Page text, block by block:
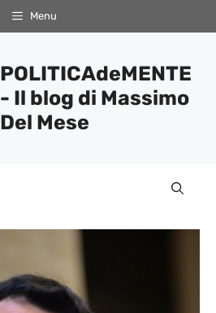
Menu
POLITICAdeMENTE
- Il blog di Massimo
Del Mese